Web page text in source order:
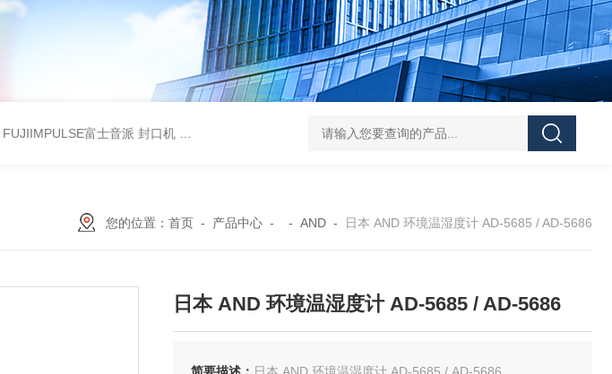
FUJIIMPULSE富士音派 封口机 P-200 FUJ川IIMPULSE 富士音派 封口机 FA-600-5 FUJIIMPULSE富士音派
您的位置： 首页 - 产品中心 - - AND - 日本 AND 环境温湿度计 AD-5685 / AD-5686
日本 AND 环境温湿度计 AD-5685 / AD-5686